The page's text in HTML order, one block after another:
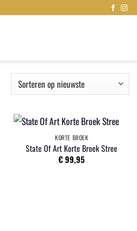
Gesorteerd
KORTE BROEK
State Of Art Korte Broek Stree
€99,95